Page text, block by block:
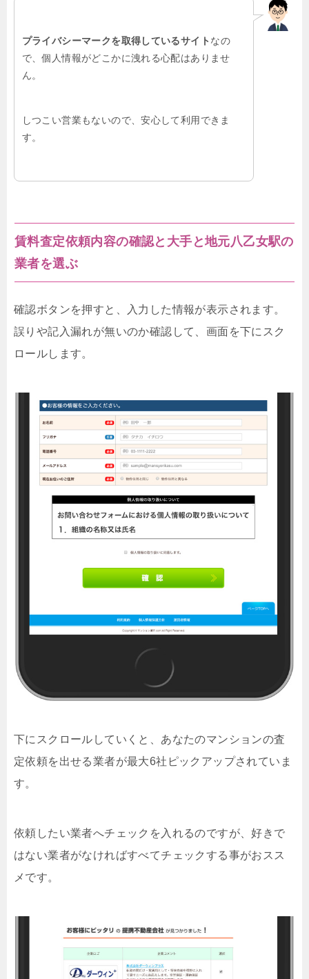
プライバシーマークを取得しているサイト なの
で、個人情報がどこかに洩れる心配はありませ
ん。
しつこい営業もないので、安心して利用できま
す。
賃料査定依頼内容の確認と大手と地元八乙女駅の
業者を選ぶ
確認ボタンを押すと、入力した情報が表示されます。
誤りや記入漏れが無いのか確認して、画面を下にスク
ロールします。
下にスクロールしていくと、あなたのマンションの査
定依頼を出せる業者が最大6社ピックアップされていま
す。
依頼したい業者へチェックを入れるのですが、好きで
はない業者がなければすべてチェックする事がおスス
メです。